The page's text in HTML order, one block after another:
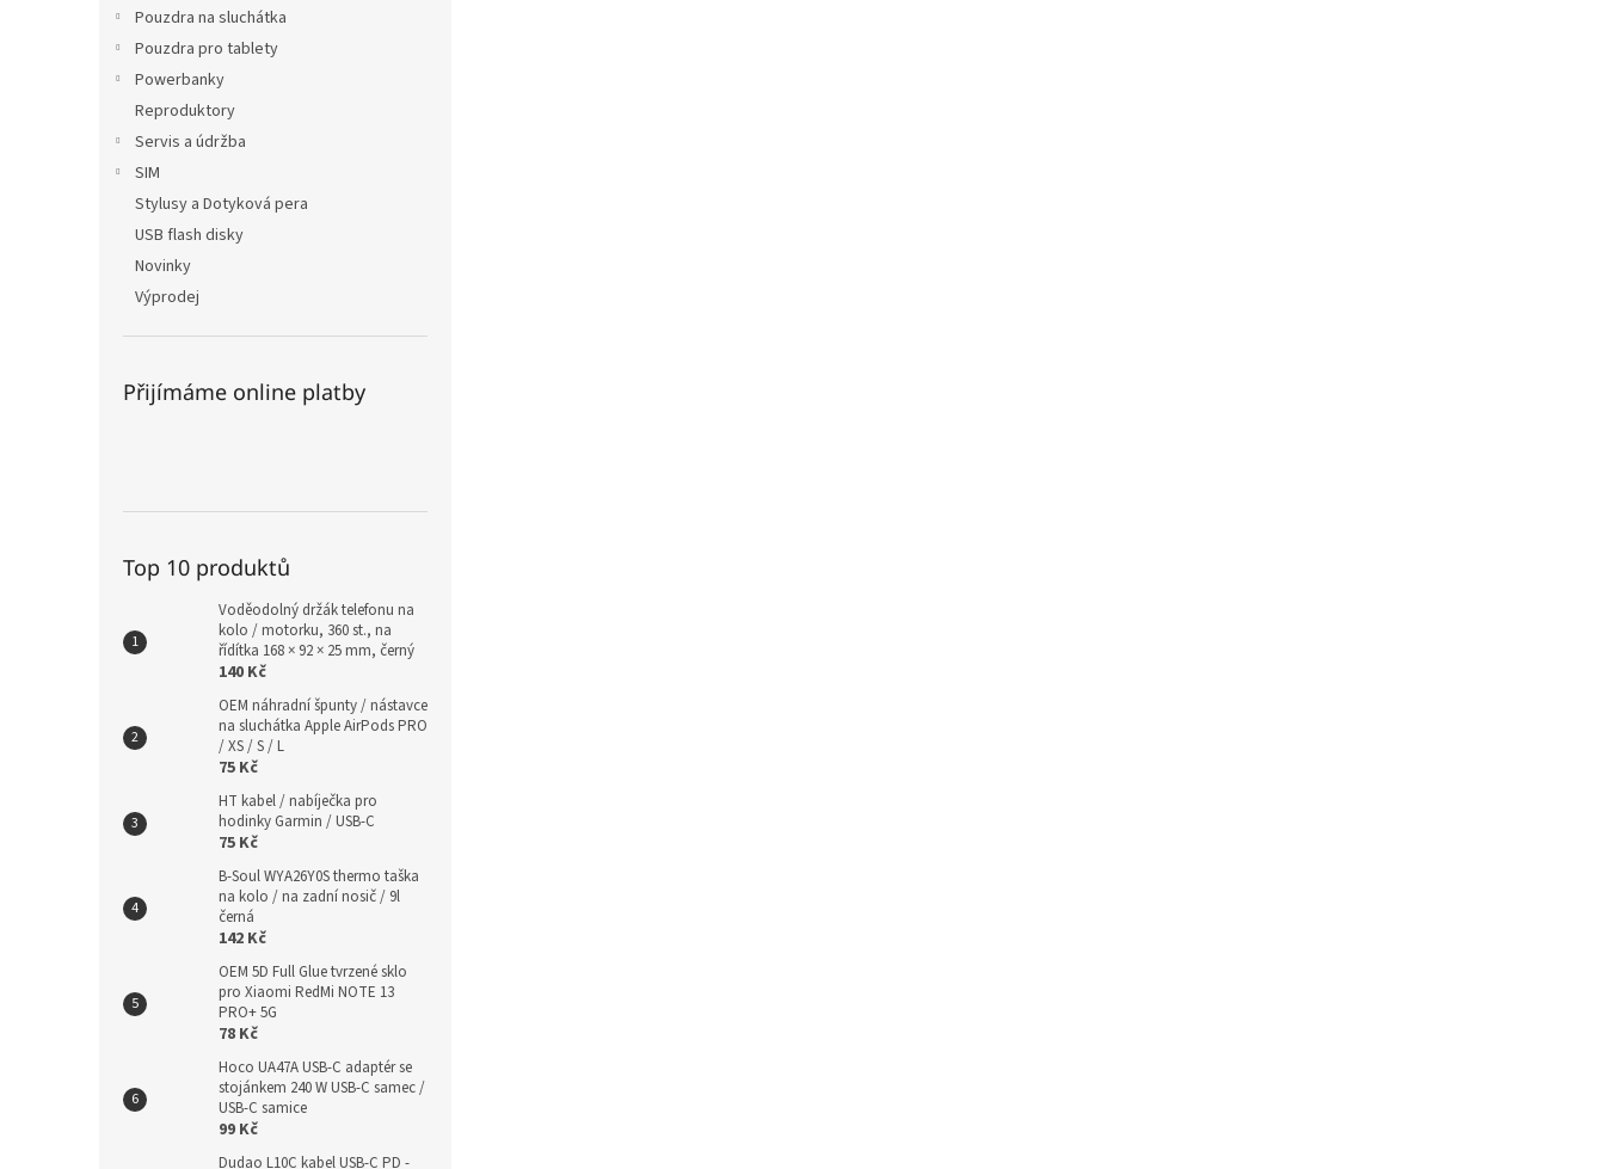
Pouzdra na sluchátka
Pouzdra pro tablety
Powerbanky
Reproduktory
Servis a údržba
SIM
Stylusy a Dotyková pera
USB flash disky
Novinky
Výprodej
Přijímáme online platby
Top 10 produktů
Voděodolný držák telefonu na
kolo / motorku, 360 st., na
řídítka 168 × 92 × 25 mm, černý
140 Kč
OEM náhradní špunty / nástavce
na sluchátka Apple AirPods PRO
/ XS / S / L
75 Kč
HT kabel / nabíječka pro
hodinky Garmin / USB-C
75 Kč
B-Soul WYA26Y0S thermo taška
na kolo / na zadní nosič / 9l
černá
142 Kč
OEM 5D Full Glue tvrzené sklo
pro Xiaomi RedMi NOTE 13
PRO+ 5G
78 Kč
Hoco UA47A USB-C adaptér se
stojánkem 240 W USB-C samec /
USB-C samice
99 Kč
Dudao L10C kabel USB-C PD -